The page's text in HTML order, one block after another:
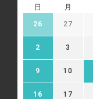
日 月
26 27
2 3
9 10
16 17